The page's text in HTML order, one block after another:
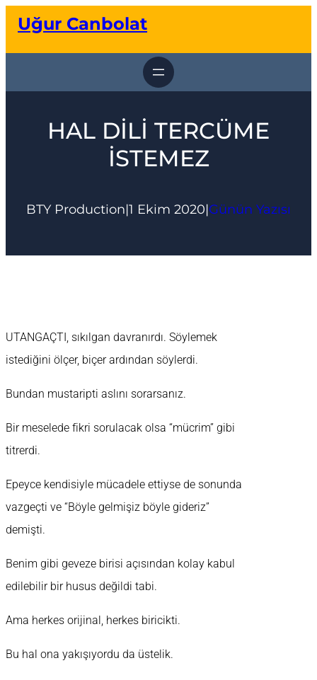
geçUğur Canbolat
HAL DİLİ TERCÜME
İSTEMEZ
BTY Production|1 Ekim 2020|Günün Yazısı
UTANGAÇTI, sıkılgan davranırdı. Söylemek
istediğini ölçer, biçer ardından söylerdi.
Bundan mustaripti aslını sorarsanız.
Bir meselede fikri sorulacak olsa “mücrim” gibi
titrerdi.
Epeyce kendisiyle mücadele ettiyse de sonunda
vazgeçti ve “Böyle gelmişiz böyle gideriz”
demişti.
Benim gibi geveze birisi açısından kolay kabul
edilebilir bir husus değildi tabi.
Ama herkes orijinal, herkes biricikti.
Bu hal ona yakışıyordu da üstelik.